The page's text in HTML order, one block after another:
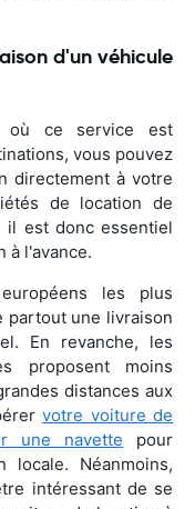
d'un véhicule
où ce service est
vous pouvez
directement à votre
de location de
il est donc essentiel
à l'avance.
les plus
partout une livraison
En revanche, les
proposent moins
distances aux
votre voiture de
une navette pour
locale. Néanmoins,
intéressant de se